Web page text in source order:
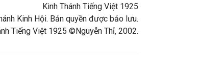
Kinh Thánh Tiếng Việt 1925
Kinh Hội. Bản quyền được bảo lưu.
Tiếng Việt 1925 ©Nguyễn Thỉ, 2002.